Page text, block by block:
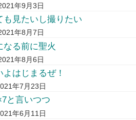
年9月3日
も見たいし撮りたい
年8月7日
なる前に聖火
年8月6日
よはじまるぜ！
年7月23日
と言いつつ
年6月11日